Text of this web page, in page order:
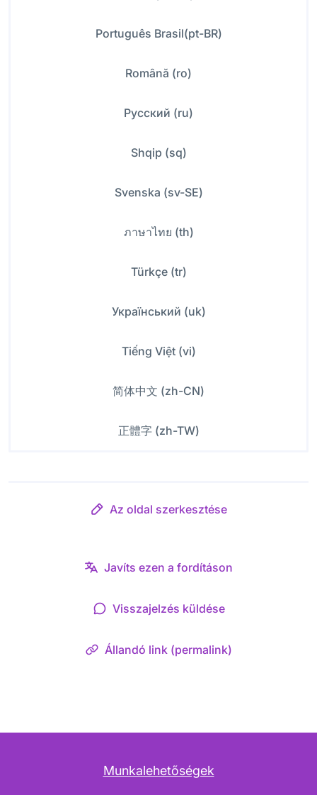
Português Brasil(pt-BR)
Română (ro)
Русский (ru)
Shqip (sq)
Svenska (sv-SE)
ภาษาไทย (th)
Türkçe (tr)
Український (uk)
Tiếng Việt (vi)
简体中文 (zh-CN)
正體字 (zh-TW)
Az oldal szerkesztése
Javíts ezen a fordításon
Visszajelzés küldése
Állandó link (permalink)
Munkalehetőségek